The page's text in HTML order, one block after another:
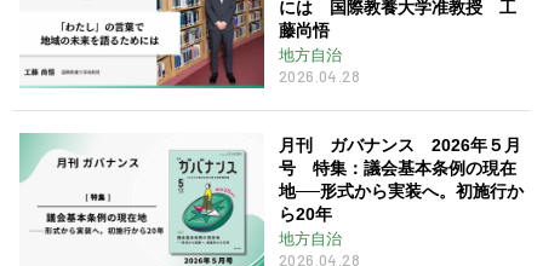
には 国際教養大学准教授 工
藤尚悟
地方自治
2026.04.28
月刊 ガバナンス 2026年５月
号 特集：議会基本条例の現在
地──形式から実装へ。初施行か
ら20年
地方自治
2026.04.28